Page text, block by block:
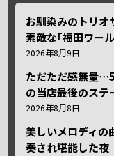
お馴染みのトリオ
素敵な｢福田ワー
2026年8月9日
ただただ感無量
の当店最後のステ
2026年8月8日
美しいメロディの
奏され堪能した夜